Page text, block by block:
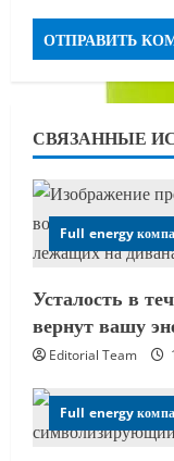
СВЯЗАННЫЕ
Full energy
Усталость в
вернут вашу
Editorial Team
Full energy